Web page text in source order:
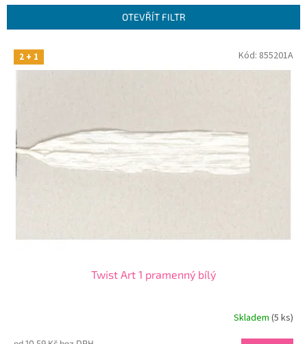
í
OTEVŘÍT FILTR
V 2 + 1
Twist Art 1 pramenný bílý
Skladem (5 ks)
Kód: 855201A